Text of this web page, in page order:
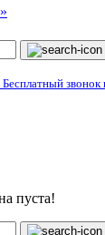
Бесплатный звонок
пуста!